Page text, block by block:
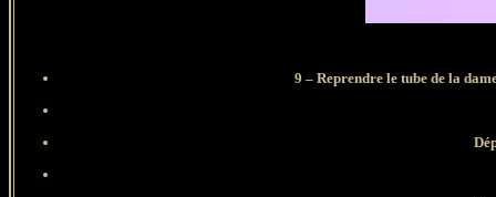
9 – Reprendre le tube de la